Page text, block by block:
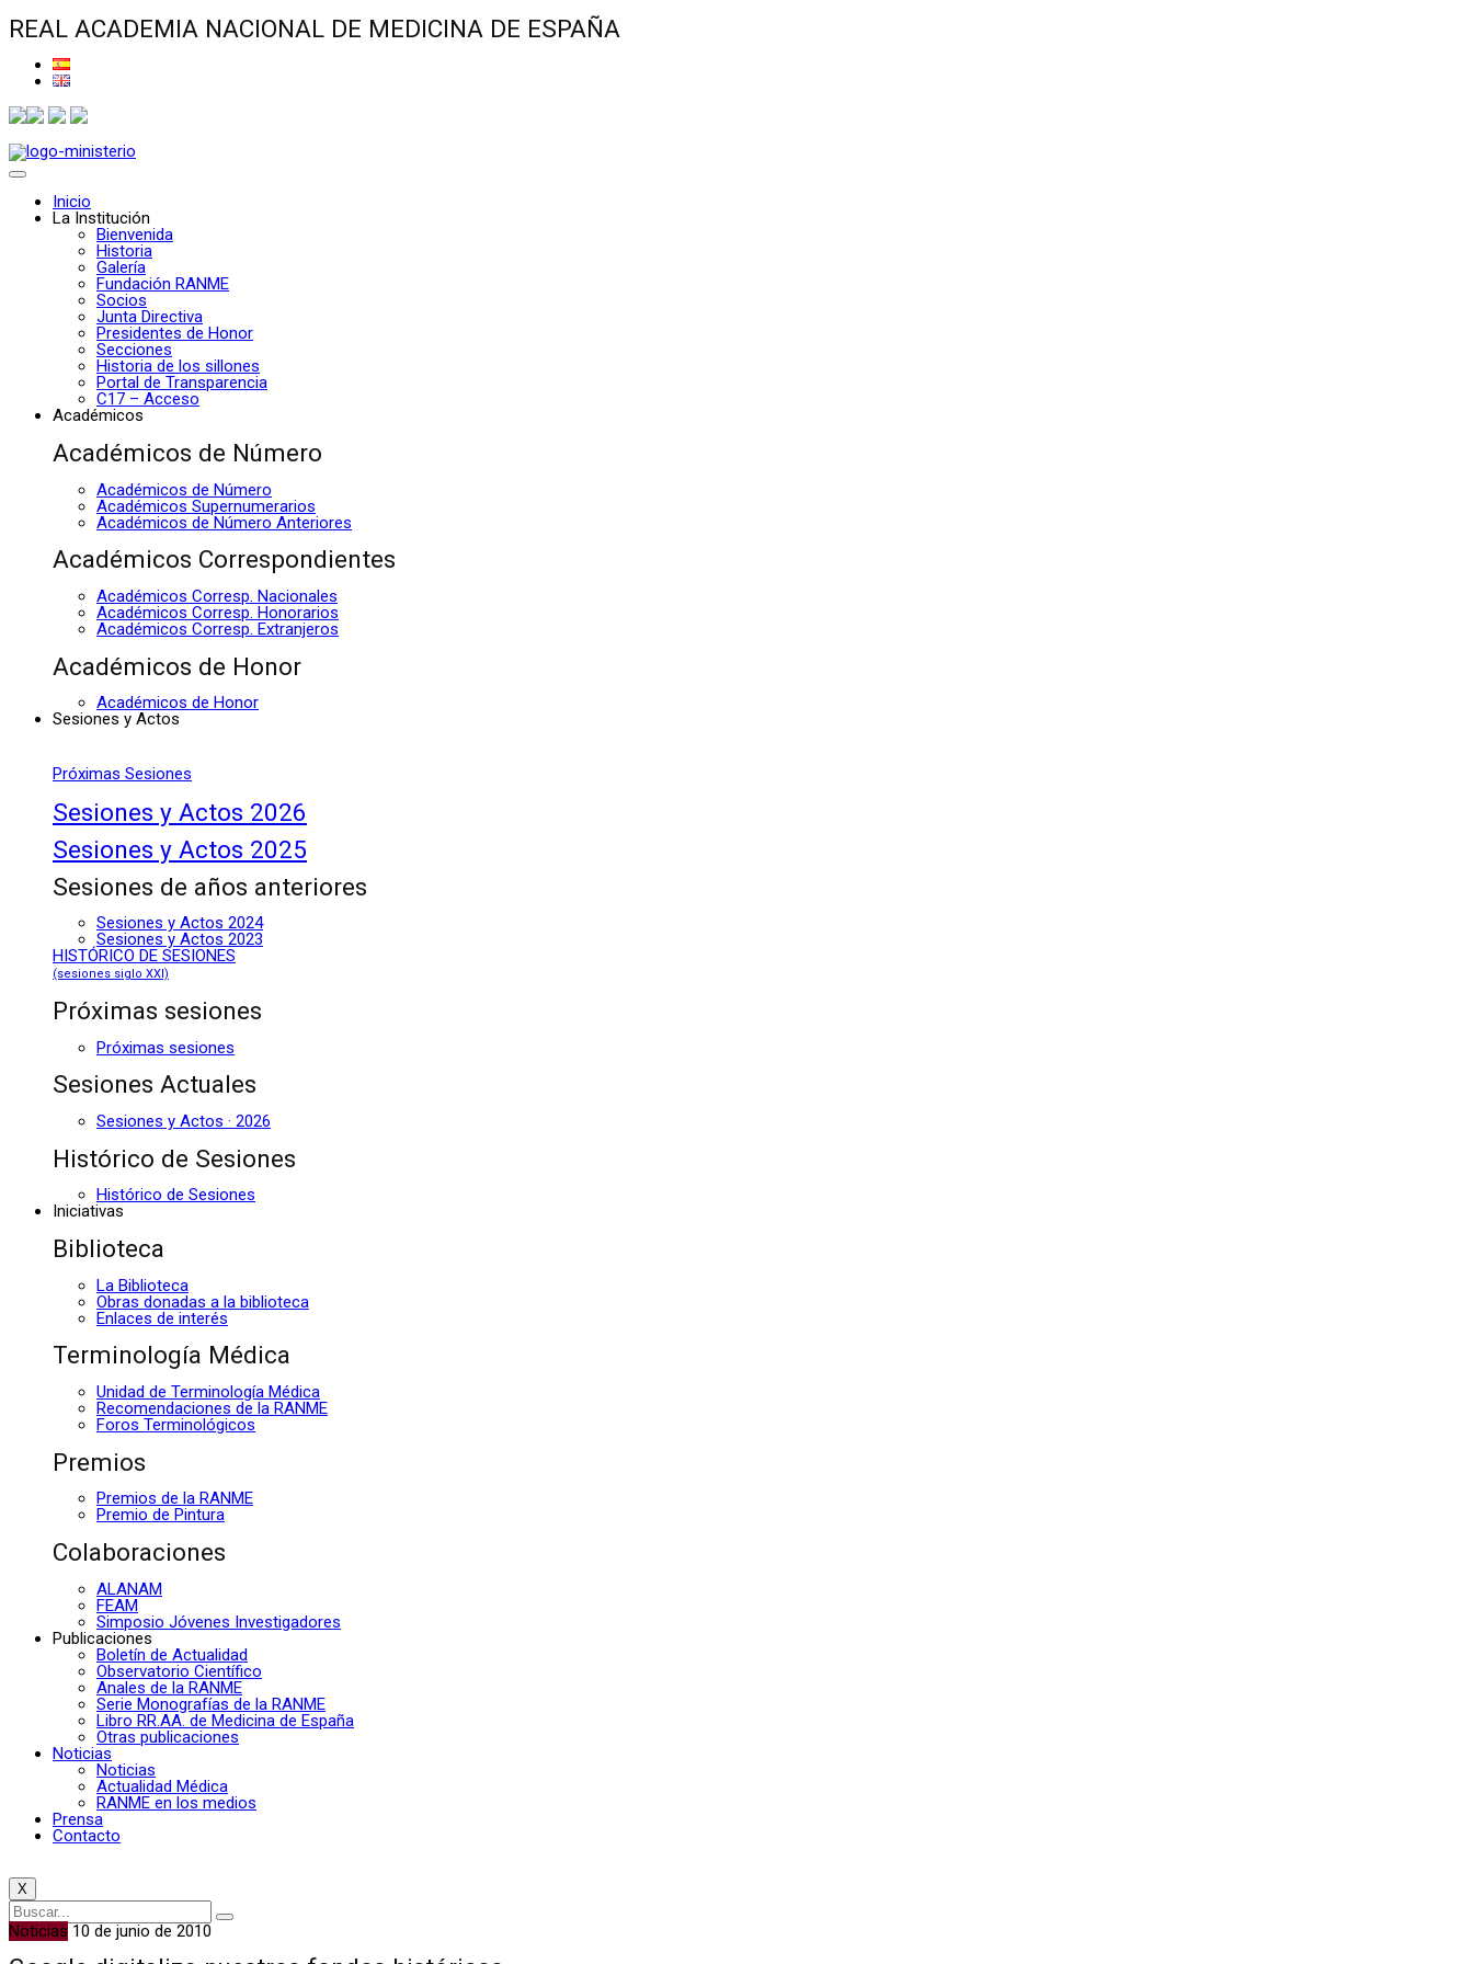
REAL ACADEMIA NACIONAL DE MEDICINA DE ESPAÑA
Inicio
La Institución
Bienvenida
Historia
Galería
Fundación RANME
Socios
Junta Directiva
Presidentes de Honor
Secciones
Historia de los sillones
Portal de Transparencia
C17 – Acceso
Académicos
Académicos de Número
Académicos de Número
Académicos Supernumerarios
Académicos de Número Anteriores
Académicos Correspondientes
Académicos Corresp. Nacionales
Académicos Corresp. Honorarios
Académicos Corresp. Extranjeros
Académicos de Honor
Académicos de Honor
Sesiones y Actos
Próximas Sesiones
Sesiones y Actos 2026
Sesiones y Actos 2025
Sesiones de años anteriores
Sesiones y Actos 2024
Sesiones y Actos 2023
HISTÓRICO DE SESIONES
(sesiones siglo XXI)
Próximas sesiones
Próximas sesiones
Sesiones Actuales
Sesiones y Actos · 2026
Histórico de Sesiones
Histórico de Sesiones
Iniciativas
Biblioteca
La Biblioteca
Obras donadas a la biblioteca
Enlaces de interés
Terminología Médica
Unidad de Terminología Médica
Recomendaciones de la RANME
Foros Terminológicos
Premios
Premios de la RANME
Premio de Pintura
Colaboraciones
ALANAM
FEAM
Simposio Jóvenes Investigadores
Publicaciones
Boletín de Actualidad
Observatorio Científico
Anales de la RANME
Serie Monografías de la RANME
Libro RR.AA. de Medicina de España
Otras publicaciones
Noticias
Noticias
Actualidad Médica
RANME en los medios
Prensa
Contacto
X
Noticias 10 de junio de 2010